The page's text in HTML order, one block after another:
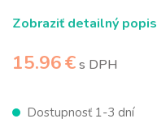
Zobraziť detailný popis
15.96 €s DPH
Dostupnosť 1-3 dní